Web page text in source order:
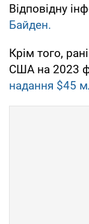
Відповідну
Байден.
Крім того,
США на 2023
надання $45